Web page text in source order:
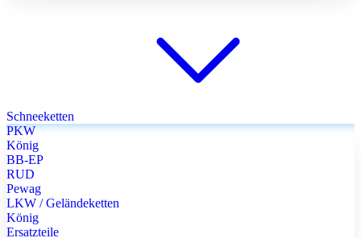
Schneeketten
PKW
König
BB-EP
RUD
Pewag
LKW / Geländeketten
König
Ersatzteile